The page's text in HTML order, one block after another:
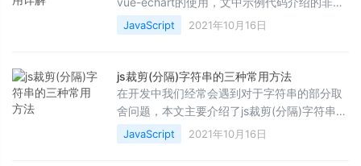
详细，具有一定的参考价值，感兴趣的小伙伴
们可以参考一下，希望能够给你带来帮助
JavaScript 2021年10月16日
js裁剪(分隔)字符串的三种常用方法
在开发中我们经常会遇到对于字符串的部分取
舍问题，本文主要介绍了js裁剪(分隔)字符串的
三种常用方法，今天我们来看看3中常用的方
法来解决这个问题，感兴趣的可以一起了解一
JavaScript 2021年10月16日